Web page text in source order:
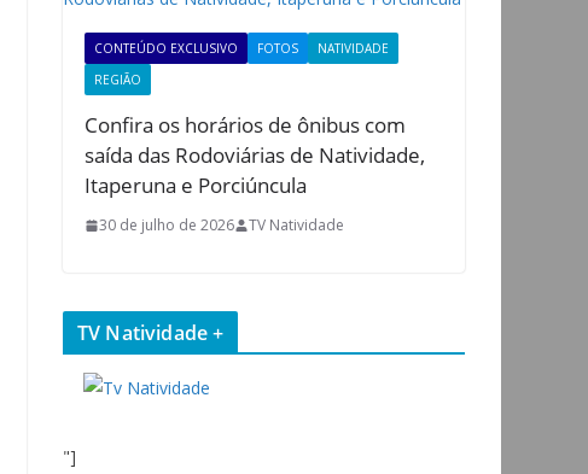
CONTEÚDO EXCLUSIVO FOTOS
NATIVIDADE
REGIÃO
Confira os horários de ônibus com
saída das Rodoviárias de Natividade,
Itaperuna e Porciúncula
30 de julho de 2026 TV Natividade
TV Natividade +
"]